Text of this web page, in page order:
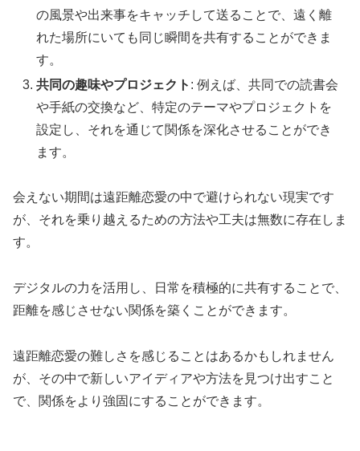
の風景や出来事をキャッチして送ることで、遠く離
れた場所にいても同じ瞬間を共有することができま
す。
共同の趣味やプロジェクト : 例えば、共同での読書会
や手紙の交換など、特定のテーマやプロジェクトを
設定し、それを通じて関係を深化させることができ
ます。
会えない期間は遠距離恋愛の中で避けられない現実です
が、それを乗り越えるための方法や工夫は無数に存在しま
す。
デジタルの力を活用し、日常を積極的に共有することで、
距離を感じさせない関係を築くことができます。
遠距離恋愛の難しさを感じることはあるかもしれません
が、その中で新しいアイディアや方法を見つけ出すこと
で、関係をより強固にすることができます。